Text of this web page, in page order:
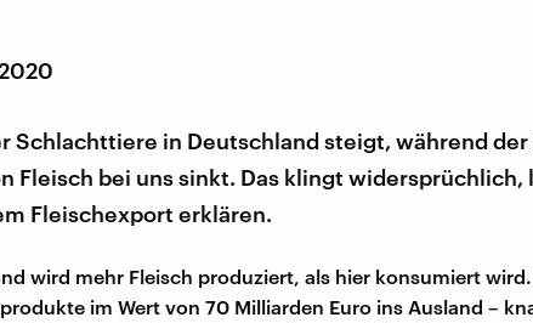
Schlachttiere in Deutschland steigt, während der
Fleisch bei uns sinkt. Das klingt widersprüchlich,
Fleischexport erklären.
wird mehr Fleisch produziert, als hier konsumiert
im Wert von 70 Milliarden Euro ins Ausland –